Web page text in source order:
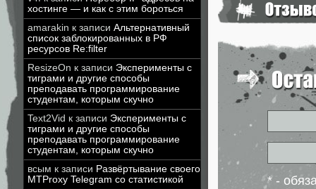
хостинге — и как с этим бороться
amarakin к записи Альтернативный
список заблокированных в РФ
ресурсов Re:filter
ResizeOn к записи Эксперименты с
тиграми и другие способы
преподавать программирование
студентам, которым скучно
Text2Vid к записи Эксперименты с
тиграми и другие способы
преподавать программирование
студентам, которым скучно
всым к записи Развёртывание своего
MTProxy Telegram со статистикой
* -